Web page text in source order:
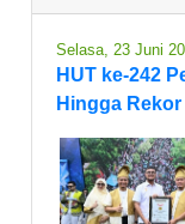
Selasa, 23 Juni
HUT ke-242
Hingga